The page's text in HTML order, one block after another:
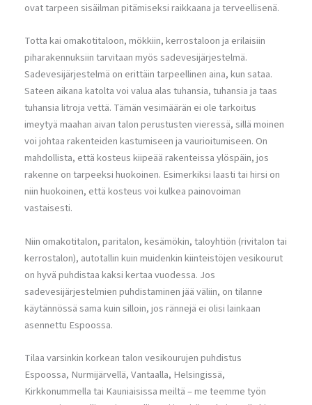
ovat tarpeen sisäilman pitämiseksi raikkaana ja terveellisenä.
Totta kai omakotitaloon, mökkiin, kerrostaloon ja erilaisiin
piharakennuksiin tarvitaan myös sadevesijärjestelmä.
Sadevesijärjestelmä on erittäin tarpeellinen aina, kun sataa.
Sateen aikana katolta voi valua alas tuhansia, tuhansia ja taas
tuhansia litroja vettä. Tämän vesimäärän ei ole tarkoitus
imeytyä maahan aivan talon perustusten vieressä, sillä moinen
voi johtaa rakenteiden kastumiseen ja vaurioitumiseen. On
mahdollista, että kosteus kiipeää rakenteissa ylöspäin, jos
rakenne on tarpeeksi huokoinen. Esimerkiksi laasti tai hirsi on
niin huokoinen, että kosteus voi kulkea painovoiman
vastaisesti.
Niin omakotitalon, paritalon, kesämökin, taloyhtiön (rivitalon tai
kerrostalon), autotallin kuin muidenkin kiinteistöjen vesikourut
on hyvä puhdistaa kaksi kertaa vuodessa. Jos
sadevesijärjestelmien puhdistaminen jää väliin, on tilanne
käytännössä sama kuin silloin, jos rännejä ei olisi lainkaan
asennettu Espoossa.
Tilaa varsinkin korkean talon vesikourujen puhdistus
Espoossa, Nurmijärvellä, Vantaalla, Helsingissä,
Kirkkonummella tai Kauniaisissa meiltä – me teemme työn